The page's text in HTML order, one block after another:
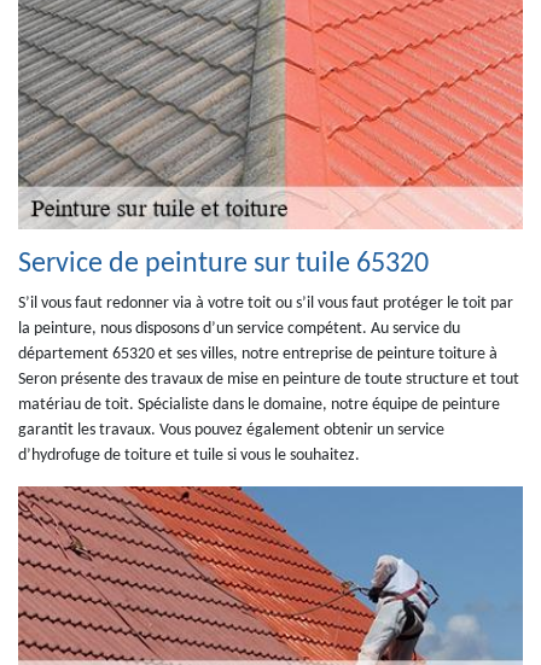
Service de peinture sur tuile 65320
S’il vous faut redonner via à votre toit ou s’il vous faut protéger le toit par
la peinture, nous disposons d’un service compétent. Au service du
département 65320 et ses villes, notre entreprise de peinture toiture à
Seron présente des travaux de mise en peinture de toute structure et tout
matériau de toit. Spécialiste dans le domaine, notre équipe de peinture
garantit les travaux. Vous pouvez également obtenir un service
d’hydrofuge de toiture et tuile si vous le souhaitez.